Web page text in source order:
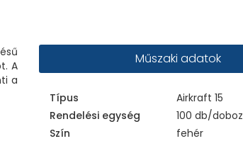
A
a
Műszaki adatok
Típus
Airkraft 15
Rendelési egység
100 db/doboz
Szín
fehér